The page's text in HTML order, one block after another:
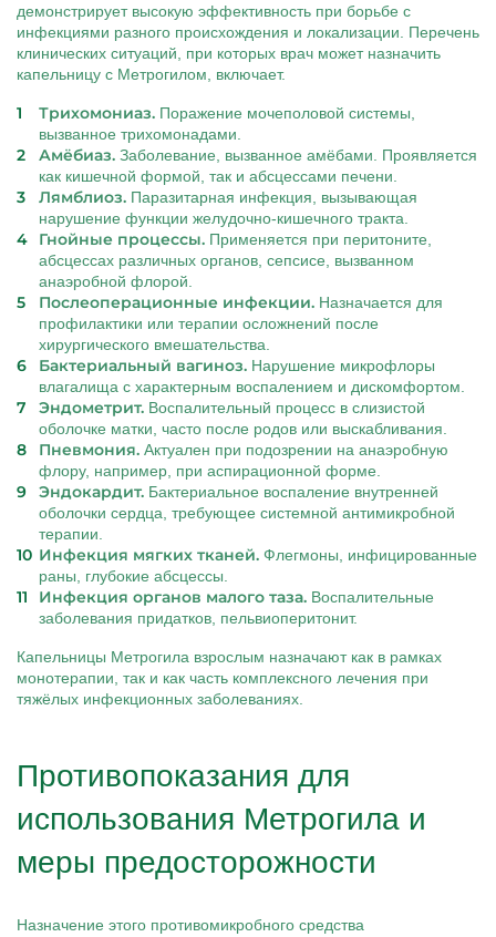
демонстрирует высокую эффективность при борьбе с
инфекциями разного происхождения и локализации. Перечень
клинических ситуаций, при которых врач может назначить
капельницу с Метрогилом, включает.
Трихомониаз. Поражение мочеполовой системы,
вызванное трихомонадами.
Амёбиаз. Заболевание, вызванное амёбами. Проявляется
как кишечной формой, так и абсцессами печени.
Лямблиоз. Паразитарная инфекция, вызывающая
нарушение функции желудочно-кишечного тракта.
Гнойные процессы. Применяется при перитоните,
абсцессах различных органов, сепсисе, вызванном
анаэробной флорой.
Послеоперационные инфекции. Назначается для
профилактики или терапии осложнений после
хирургического вмешательства.
Бактериальный вагиноз. Нарушение микрофлоры
влагалища с характерным воспалением и дискомфортом.
Эндометрит. Воспалительный процесс в слизистой
оболочке матки, часто после родов или выскабливания.
Пневмония. Актуален при подозрении на анаэробную
флору, например, при аспирационной форме.
Эндокардит. Бактериальное воспаление внутренней
оболочки сердца, требующее системной антимикробной
терапии.
Инфекция мягких тканей. Флегмоны, инфицированные
раны, глубокие абсцессы.
Инфекция органов малого таза. Воспалительные
заболевания придатков, пельвиоперитонит.
Капельницы Метрогила взрослым назначают как в рамках
монотерапии, так и как часть комплексного лечения при
тяжёлых инфекционных заболеваниях.
Противопоказания для
использования Метрогила и
меры предосторожности
Назначение этого противомикробного средства